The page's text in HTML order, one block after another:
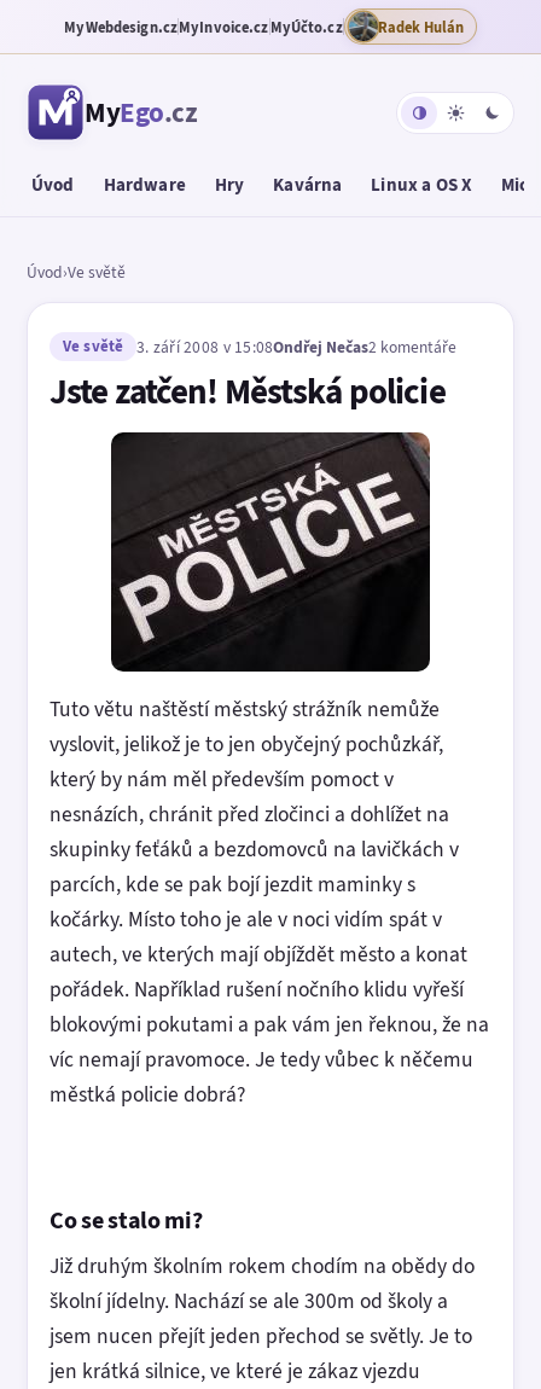
MyWebdesign.czMyInvoice.czMyÚčto.cz Radek Hulán
MyEgo.cz
Úvod Hardware Hry Kavárna Linux a OS X
Úvod›Ve světě
Ve světě 3. září 2008 v 15:08Ondřej Nečas2 komentáře
Jste zatčen! Městská policie
Tuto větu naštěstí městský strážník nemůže
vyslovit, jelikož je to jen obyčejný pochůzkář,
který by nám měl především pomoct v
nesnázích, chránit před zločinci a dohlížet na
skupinky feťáků a bezdomovců na lavičkách v
parcích, kde se pak bojí jezdit maminky s
kočárky. Místo toho je ale v noci vidím spát v
autech, ve kterých mají objíždět město a konat
pořádek. Například rušení nočního klidu vyřeší
blokovými pokutami a pak vám jen řeknou, že na
víc nemají pravomoce. Je tedy vůbec k něčemu
městká policie dobrá?
Co se stalo mi?
Již druhým školním rokem chodím na obědy do
školní jídelny. Nachází se ale 300m od školy a
jsem nucen přejít jeden přechod se světly. Je to
jen krátká silnice, ve které je zákaz vjezdu